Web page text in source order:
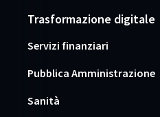
Trasformazione digitale
Servizi finanziari
Pubblica Amministrazione
Sanità